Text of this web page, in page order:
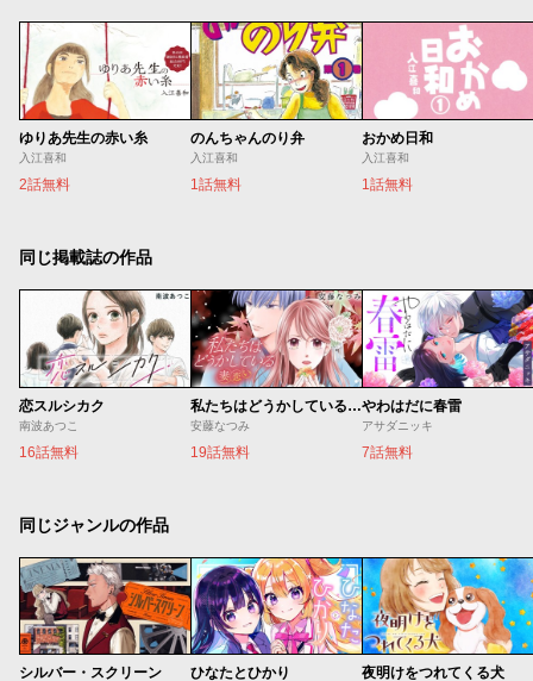
ゆりあ先生の赤い糸
入江喜和
2話無料
のんちゃんのり弁
入江喜和
1話無料
おかめ日和
入江喜和
1話無料
同じ掲載誌の作品
恋スルシカク
南波あつこ
16話無料
私たちはどうかしている 妻恋い
安藤なつみ
19話無料
やわはだに春雷
アサダニッキ
7話無料
同じジャンルの作品
シルバー・スクリーン ひなたとひかり 夜明けをつれてくる犬